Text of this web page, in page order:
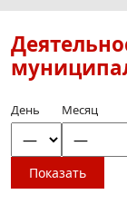
День Месяц
Показать